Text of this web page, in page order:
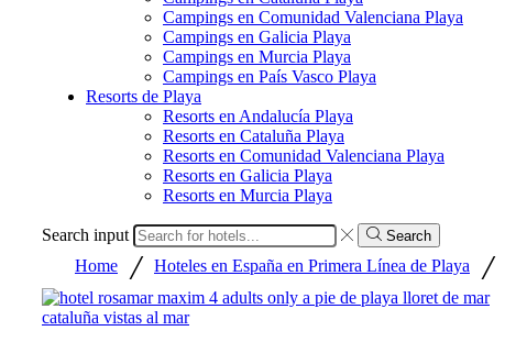
Campings en Comunidad Valenciana Playa
Campings en Galicia Playa
Campings en Murcia Playa
Campings en País Vasco Playa
Resorts de Playa
Resorts en Andalucía Playa
Resorts en Cataluña Playa
Resorts en Comunidad Valenciana Playa
Resorts en Galicia Playa
Resorts en Murcia Playa
Search input Search
Home / Hoteles en España en Primera Línea de Playa /